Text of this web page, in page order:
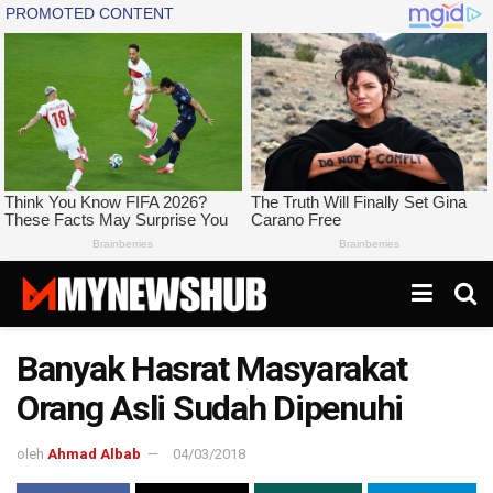
Banyak Hasrat Masyarakat
Orang Asli Sudah Dipenuhi
oleh Ahmad Albab 04/03/2018